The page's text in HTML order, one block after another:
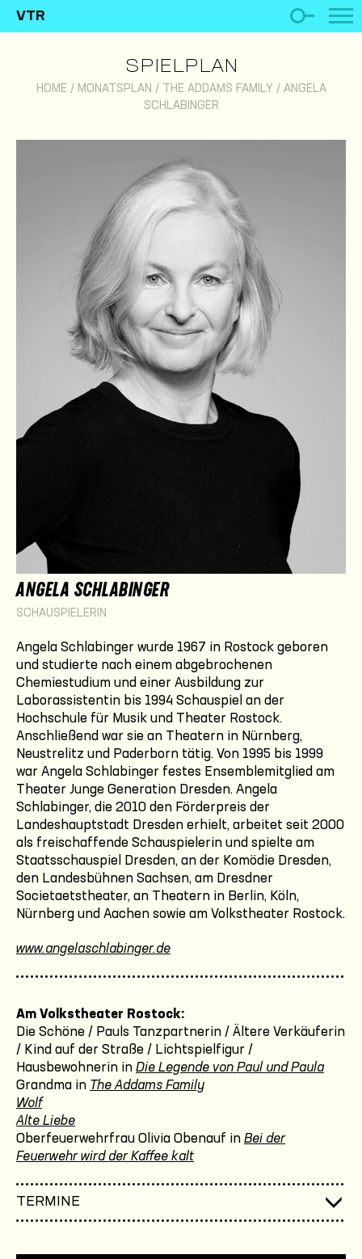
VTR
SPIELPLAN
HOME / MONATSPLAN / THE ADDAMS FAMILY / ANGELA
SCHLABINGER
ANGELA SCHLABINGER
SCHAUSPIELERIN
Angela Schlabinger wurde 1967 in Rostock geboren
und studierte nach einem abgebrochenen
Chemiestudium und einer Ausbildung zur
Laborassistentin bis 1994 Schauspiel an der
Hochschule für Musik und Theater Rostock.
Anschließend war sie an Theatern in Nürnberg,
Neustrelitz und Paderborn tätig. Von 1995 bis 1999
war Angela Schlabinger festes Ensemblemitglied am
Theater Junge Generation Dresden. Angela
Schlabinger, die 2010 den Förderpreis der
Landeshauptstadt Dresden erhielt, arbeitet seit 2000
als freischaffende Schauspielerin und spielte am
Staatsschauspiel Dresden, an der Komödie Dresden,
den Landesbühnen Sachsen, am Dresdner
Societaetstheater, an Theatern in Berlin, Köln,
Nürnberg und Aachen sowie am Volkstheater Rostock.
www.angelaschlabinger.de
Am Volkstheater Rostock:
Die Schöne / Pauls Tanzpartnerin / Ältere Verkäuferin
/ Kind auf der Straße / Lichtspielfigur /
Hausbewohnerin in Die Legende von Paul und Paula
Grandma in The Addams Family
Wolf
Alte Liebe
Oberfeuerwehrfrau Olivia Obenauf in Bei der
Feuerwehr wird der Kaffee kalt
TERMINE